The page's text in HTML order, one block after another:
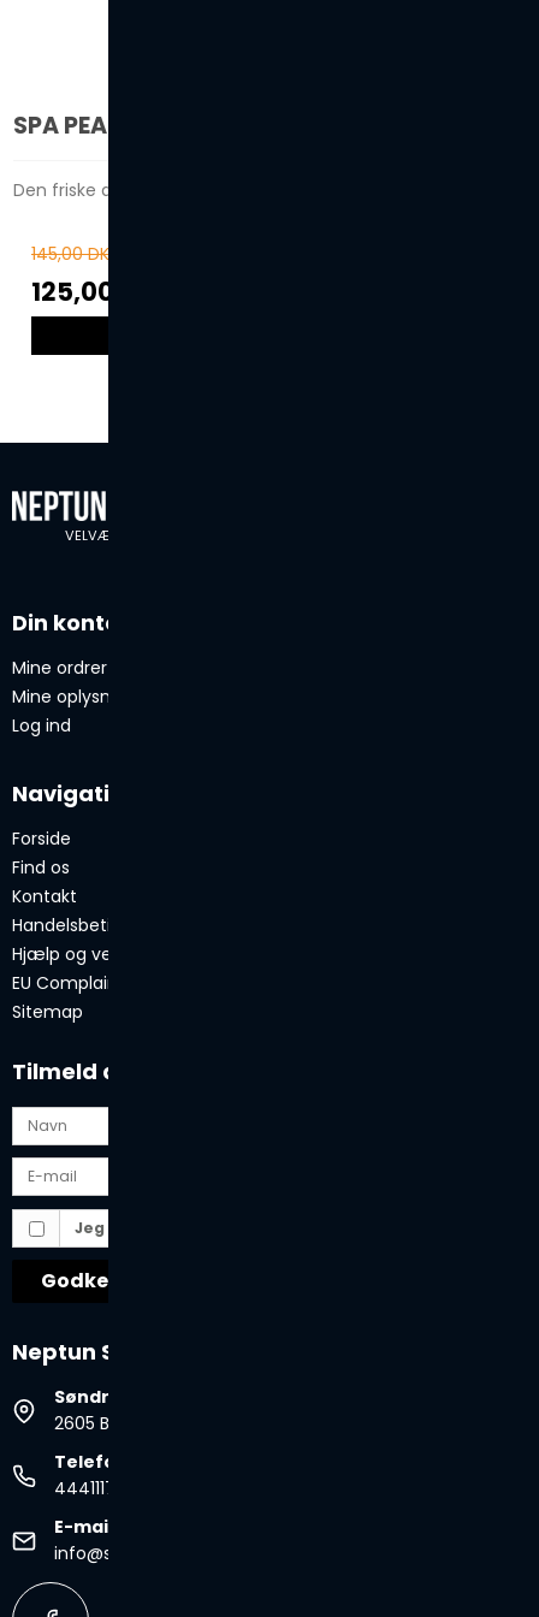
SPA PEARLS - SERENITY PEONIES
Den friske duft af blomstereng!
145,00 DKK
125,00 DKK
VELVÆRE SIDEN 1974
Din konto
Mine ordrer
Mine oplysninger
Log ind
Navigation
Forside
Find os
Kontakt
Handelsbetingelser
Hjælp og vejledning
EU Complaint System ODR
Sitemap
Tilmeld dig vores nyhedsbrev
Jeg vil gerne tilmeldes nyhedsbrevet
Godkend
Neptun Spa & Pool
Søndre Ringvej 35B
2605 Brøndby, Danmark
Telefonnr.
44411177
E-mail
info@spabad.dk